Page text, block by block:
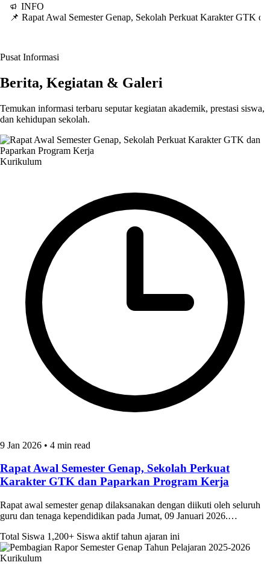
INFO
📌 Rapat Awal Semester Genap, Sekolah Perkuat Karakter GTK
Pusat Informasi
Berita, Kegiatan & Galeri
Temukan informasi terbaru seputar kegiatan akademik, prestasi siswa,
dan kehidupan sekolah.
Kurikulum
9 Jan 2026 • 4 min read
Rapat Awal Semester Genap, Sekolah Perkuat
Karakter GTK dan Paparkan Program Kerja
Rapat awal semester genap dilaksanakan dengan diikuti oleh seluruh
guru dan tenaga kependidikan pada Jumat, 09 Januari 2026.…
Total Siswa 1,200+ Siswa aktif tahun ajaran ini
Kurikulum